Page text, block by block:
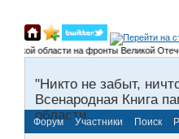
области на фронты Великой
"Никто не забыт,
Всенародная Книга
области.
Форум Участники Поиск